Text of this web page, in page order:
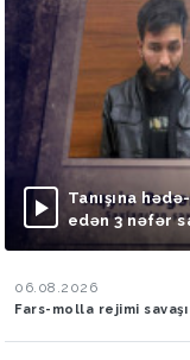
Tanışına
edən 3 nəfər
06.08.2026
Fars-molla rejimi